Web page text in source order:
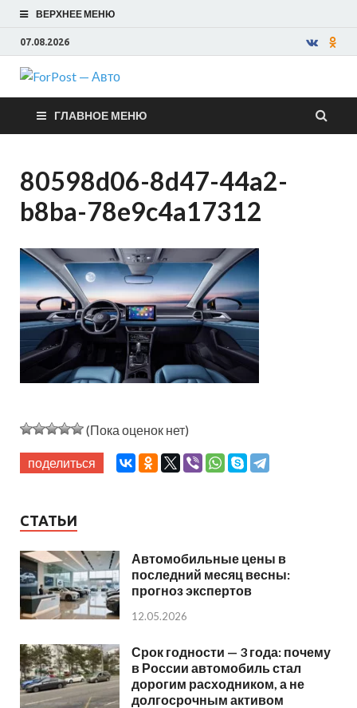
ВЕРХНЕЕ МЕНЮ
07.08.2026
ForPost —
Авто
ГЛАВНОЕ МЕНЮ
80598d06-8d47-44a2-
b8ba-78e9c4a17312
(Пока оценок нет)
поделиться
СТАТЬИ
Автомобильные цены в
последний месяц весны:
прогноз экспертов
12.05.2026
Срок годности — 3 года: почему
в России автомобиль стал
дорогим расходником, а не
долгосрочным активом